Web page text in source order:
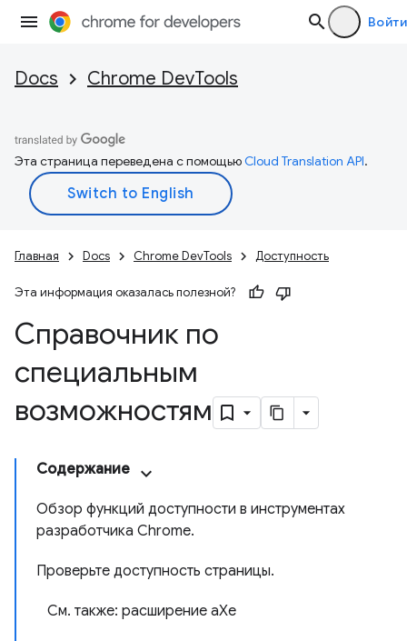
Войти
Docs Chrome DevTools
Эта страница переведена с помощьюCloud Translation API.
Главная Docs Chrome DevTools Доступность
Эта информация оказалась полезной?
Справочник по
специальным
возможностям
Содержание
Обзор функций доступности в инструментах
разработчика Chrome.
Проверьте доступность страницы.
См. также: расширение aXe